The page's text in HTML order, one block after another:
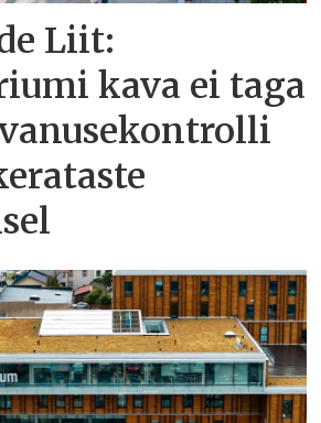
Liit:
kava ei taga